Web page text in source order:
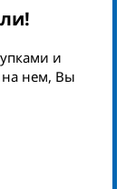
и
на нем, Вы